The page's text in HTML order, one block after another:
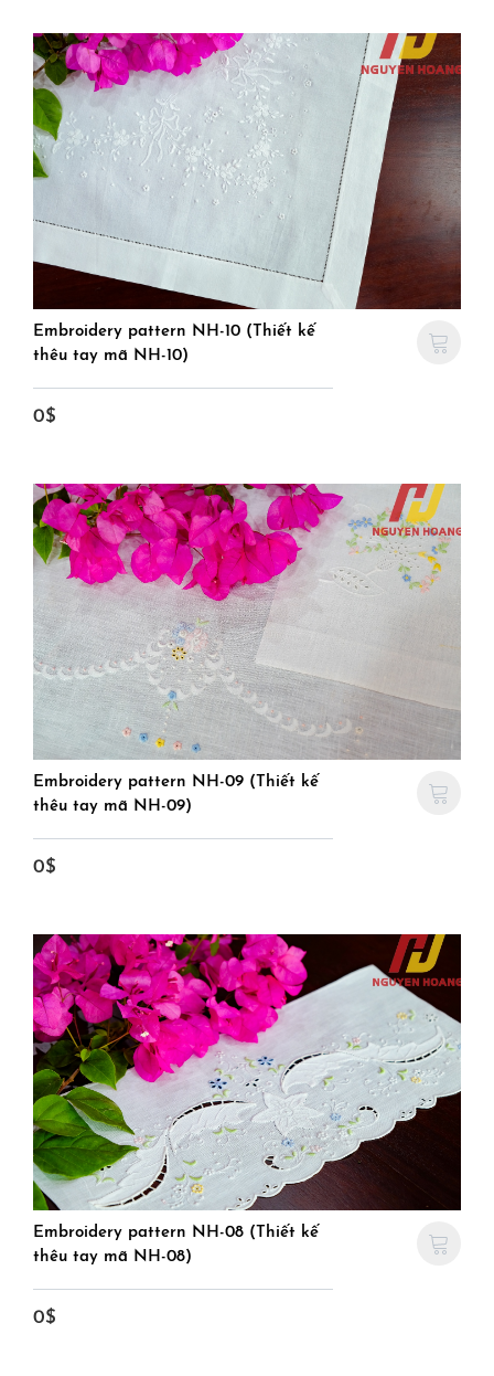
Embroidery pattern NH-10 (Thiết kế
thêu tay mã NH-10)
0$
Embroidery pattern NH-09 (Thiết kế
thêu tay mã NH-09)
0$
Embroidery pattern NH-08 (Thiết kế
thêu tay mã NH-08)
0$